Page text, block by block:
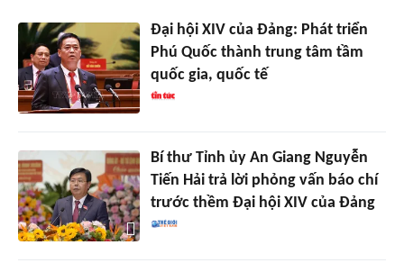
Đại hội XIV của Đảng: Phát triển
Phú Quốc thành trung tâm tầm
quốc gia, quốc tế
Bí thư Tỉnh ủy An Giang Nguyễn
Tiến Hải trả lời phỏng vấn báo chí
trước thềm Đại hội XIV của Đảng